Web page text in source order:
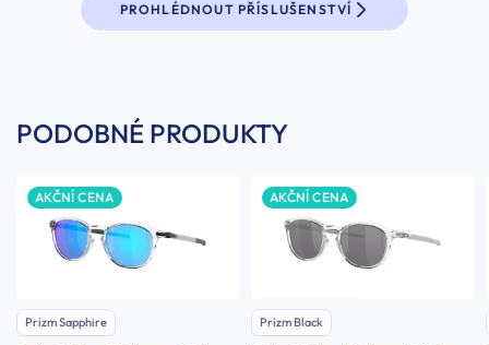
PROHLÉDNOUT PŘÍSLUŠENSTVÍ
PODOBNÉ PRODUKTY
AKČNÍ CENA
Prizm Sapphire
AKČNÍ CENA
Prizm Black